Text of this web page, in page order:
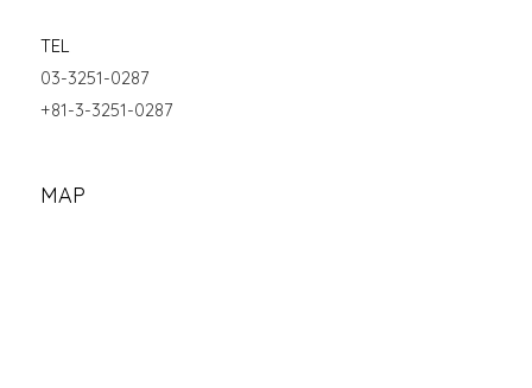
TEL
03-3251-0287
+81-3-3251-0287
MAP